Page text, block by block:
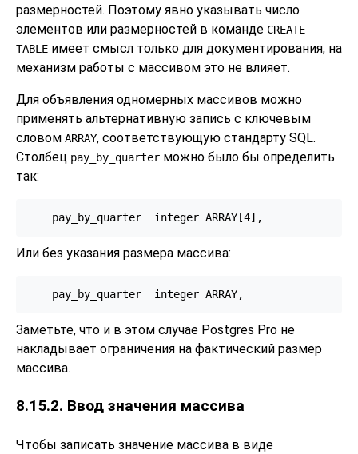
размерностей. Поэтому явно указывать число
элементов или размерностей в команде CREATE
TABLE имеет смысл только для документирования, на
механизм работы с массивом это не влияет.
Для объявления одномерных массивов можно
применять альтернативную запись с ключевым
словом ARRAY, соответствующую стандарту SQL.
Столбец pay_by_quarter можно было бы определить
так:
    pay_by_quarter  integer ARRAY[4],
Или без указания размера массива:
    pay_by_quarter  integer ARRAY,
Заметьте, что и в этом случае Postgres Pro не
накладывает ограничения на фактический размер
массива.
8.15.2. Ввод значения массива
Чтобы записать значение массива в виде